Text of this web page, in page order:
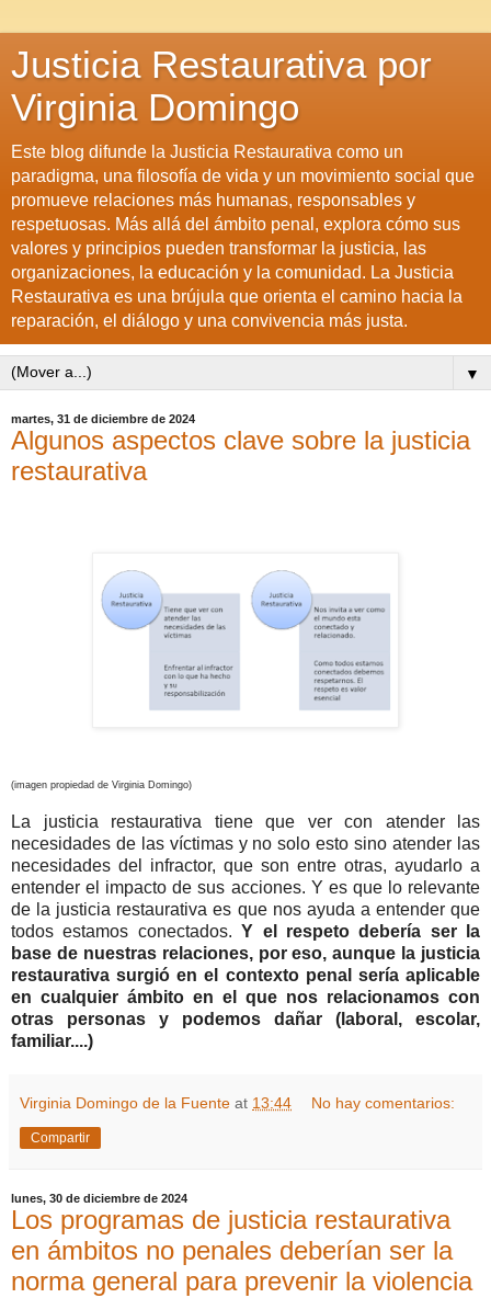
Justicia Restaurativa por
Virginia Domingo
Este blog difunde la Justicia Restaurativa como un
paradigma, una filosofía de vida y un movimiento social que
promueve relaciones más humanas, responsables y
respetuosas. Más allá del ámbito penal, explora cómo sus
valores y principios pueden transformar la justicia, las
organizaciones, la educación y la comunidad. La Justicia
Restaurativa es una brújula que orienta el camino hacia la
reparación, el diálogo y una convivencia más justa.
▼
martes, 31 de diciembre de 2024
Algunos aspectos clave sobre la justicia
restaurativa
(imagen propiedad de Virginia Domingo)
La justicia restaurativa tiene que ver con atender las
necesidades de las víctimas y no solo esto sino atender las
necesidades del infractor, que son entre otras, ayudarlo a
entender el impacto de sus acciones. Y es que lo relevante
de la justicia restaurativa es que nos ayuda a entender que
todos estamos conectados.Y el respeto debería ser la
base de nuestras relaciones, por eso, aunque la justicia
restaurativa surgió en el contexto penal sería aplicable
en cualquier ámbito en el que nos relacionamos con
otras personas y podemos dañar (laboral, escolar,
familiar....)
Virginia Domingo de la Fuente at 13:44 No hay comentarios:
Compartir
lunes, 30 de diciembre de 2024
Los programas de justicia restaurativa
en ámbitos no penales deberían ser la
norma general para prevenir la violencia